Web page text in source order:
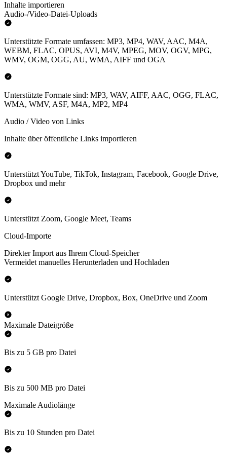
Inhalte importieren
Audio-/Video-Datei-Uploads
Unterstützte Formate umfassen: MP3, MP4, WAV, AAC, M4A,
WEBM, FLAC, OPUS, AVI, M4V, MPEG, MOV, OGV, MPG,
WMV, OGM, OGG, AU, WMA, AIFF und OGA
Unterstützte Formate sind: MP3, WAV, AIFF, AAC, OGG, FLAC,
WMA, WMV, ASF, M4A, MP2, MP4
Audio / Video von Links
Inhalte über öffentliche Links importieren
Unterstützt YouTube, TikTok, Instagram, Facebook, Google Drive,
Dropbox und mehr
Unterstützt Zoom, Google Meet, Teams
Cloud-Importe
Direkter Import aus Ihrem Cloud-Speicher
Vermeidet manuelles Herunterladen und Hochladen
Unterstützt Google Drive, Dropbox, Box, OneDrive und Zoom
Maximale Dateigröße
Bis zu 5 GB pro Datei
Bis zu 500 MB pro Datei
Maximale Audiolänge
Bis zu 10 Stunden pro Datei